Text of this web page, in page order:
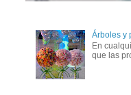
Árboles y
En
que las